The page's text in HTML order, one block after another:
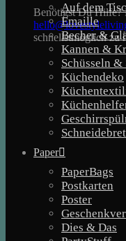
Benötigst Du Hilfe?
schnellstmöglich zu
Auf dem
Emaille
Becher &
Kannen &
Schüsseln &
Küchendeko
Paper
PaperBags
Postkarten
Poster
Dies & Das